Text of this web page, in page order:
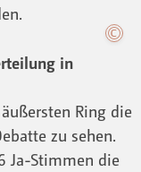
in
Ring die
zu sehen.
Ja-Stimmen die